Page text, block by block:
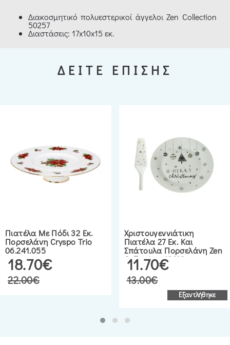
Διακοσμητικό πολυεστερικοί άγγελοι Zen Collection
50257
Διαστάσεις: 17x10x15 εκ.
ΔΕΙΤΕ ΕΠΙΣΗΣ
Πιατέλα Με Πόδι 32 Εκ.
Πορσελάνη Cryspo Trio
06.241.055
18.70€
22.00€
Χριστουγεννιάτικη
Πιατέλα 27 Εκ. Και
Σπάτουλα Πορσελάνη Zen
Collection 49113
11.70€
13.00€
Εξαντλήθηκε